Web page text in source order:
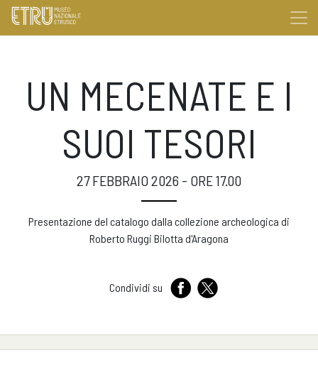
UN MECENATE E I
SUOI TESORI
27 FEBBRAIO 2026 - ORE 17.00
Presentazione del catalogo dalla collezione archeologica di
Roberto Ruggi Bilotta d'Aragona
Condividi su